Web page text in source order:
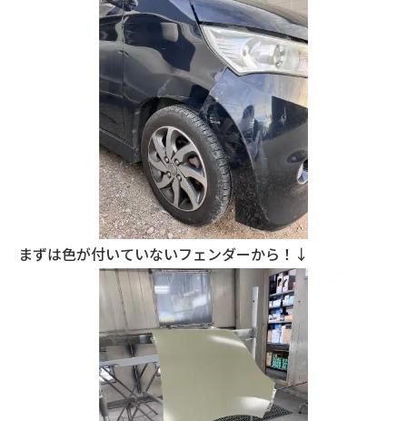
まずは色が付いていないフェンダーから！↓